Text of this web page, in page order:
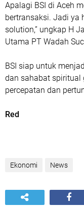
Apalagi BSI di Aceh
bertransaksi. Jadi ya
solution,” ungkap H
Utama PT Wadah
BSI siap untuk
dan sahabat spiritual
percepatan dan
Red
Ekonomi News